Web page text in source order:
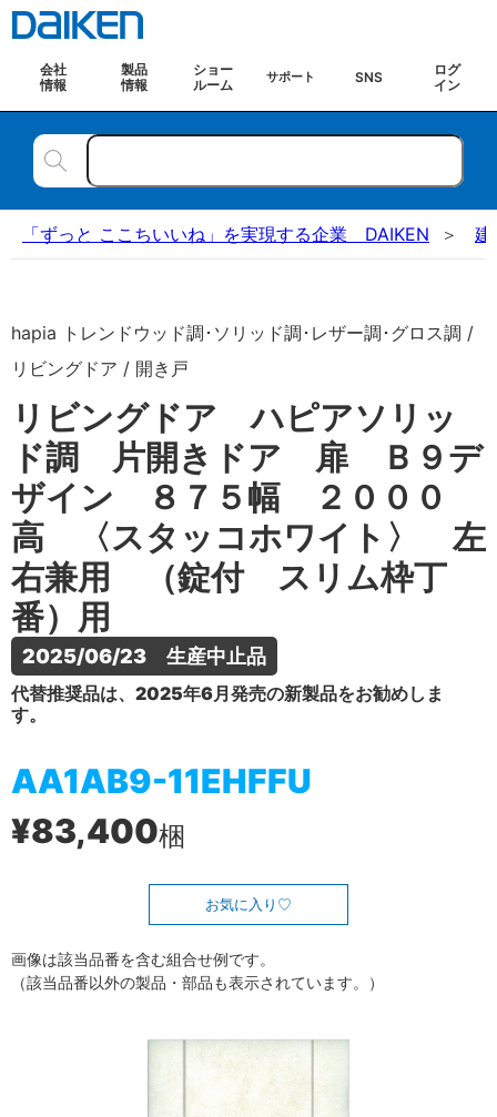
会社
情報
製品
情報
ショー
ルーム
サポート SNS
ログ
イン
「ずっと ここちいいね」を実現する企業 DAIKEN 建
hapia トレンドウッド調･ソリッド調･レザー調･グロス調 /
リビングドア / 開き戸
リビングドア ハピアソリッ
ド調 片開きドア 扉 Ｂ９デ
ザイン ８７５幅 ２０００
高 〈スタッコホワイト〉 左
右兼用 （錠付 スリム枠丁
番）用
2025/06/23　生産中止品
代替推奨品は、2025年6月発売の新製品をお勧めしま
す。
AA1AB9-11EHFFU
¥83,400梱
お気に入り
画像は該当品番を含む組合せ例です。
（該当品番以外の製品・部品も表示されています。）